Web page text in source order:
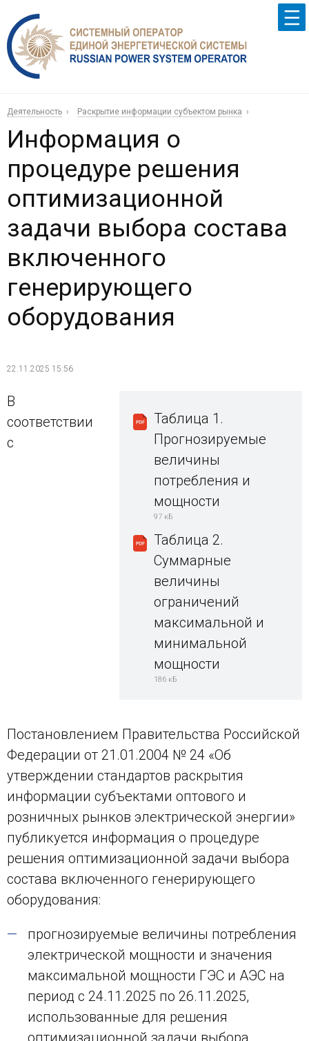
Деятельность Раскрытие информации субъектом рынка
Информация о
процедуре решения
оптимизационной
задачи выбора состава
включенного
генерирующего
оборудования
22.11.2025 15:56
Таблица 1.
Прогнозируемые
величины
потребления и
мощности
97 кБ
Таблица 2.
Суммарные
величины
ограничений
максимальной и
минимальной
мощности
186 кБ
В
соответствии
с
Постановлением Правительства Российской
Федерации от 21.01.2004 № 24 «Об
утверждении стандартов раскрытия
информации субъектами оптового и
розничных рынков электрической энергии»
публикуется информация о процедуре
решения оптимизационной задачи выбора
состава включенного генерирующего
оборудования:
прогнозируемые величины потребления
электрической мощности и значения
максимальной мощности ГЭС и АЭС на
период с 24.11.2025 по 26.11.2025,
использованные для решения